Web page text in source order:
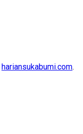
hariansukabumi.com.